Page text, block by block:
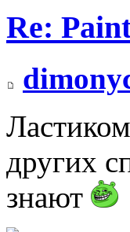
Re:
других
знают